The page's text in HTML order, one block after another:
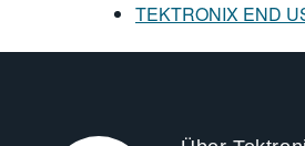
TEKTRONIX END